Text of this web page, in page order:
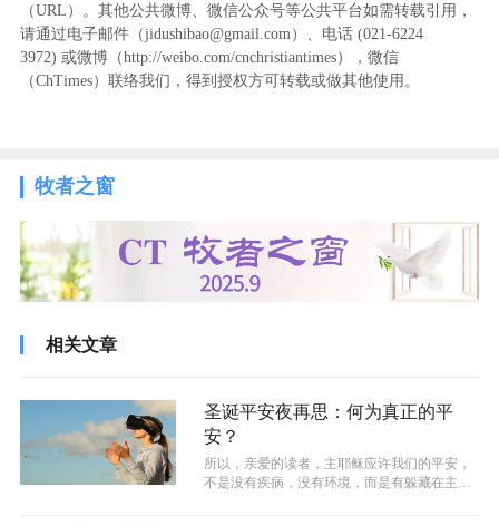
（URL）。其他公共微博、微信公众号等公共平台如需转载引用，
请通过电子邮件（jidushibao@gmail.com）、电话 (021-6224
3972) ‬或微博（http://weibo.com/cnchristiantimes），微信
（ChTimes）联络我们，得到授权方可转载或做其他使用。
牧者之窗
相关文章
圣诞平安夜再思：何为真正的平
安？
所以，亲爱的读者，主耶稣应许我们的平安，
不是没有疾病，没有环境，而是有躲藏在主大